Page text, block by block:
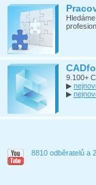
9.100+
▶
▶
8810 odběratelů a